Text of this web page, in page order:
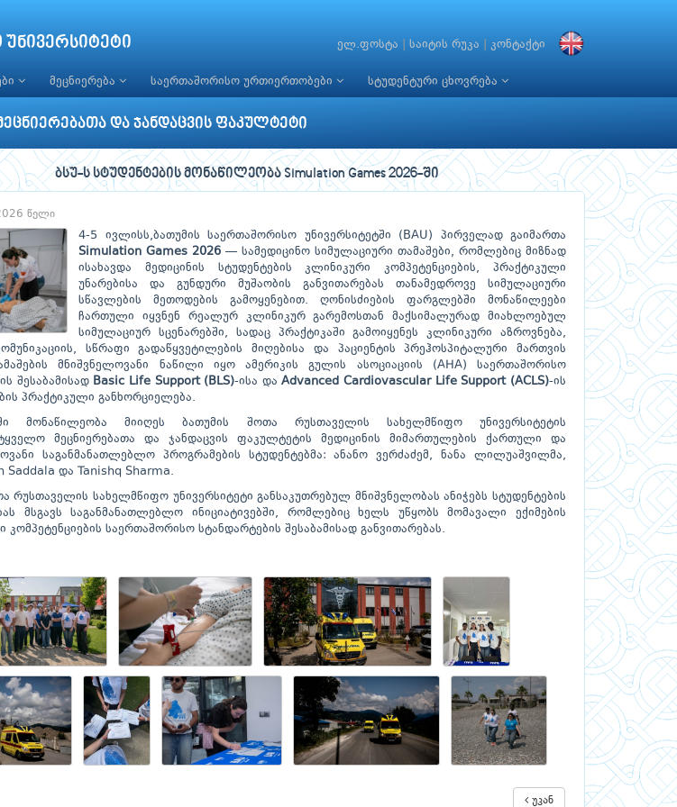
ელ.ფოსტა საიტის რუკა კონტაქტი
მეცნიერება საერთაშორისო ურთიერთობები სტუდენტური ცხოვრება
და ჯანდაცვის ფაკულტეტი
ბსუ-ს სტუდენტების მონაწილეობა Simulation Games 2026-ში
წელი
4-5 ივლისს,ბათუმის საერთაშორისო უნივერსიტეტში (BAU) პირველად გაიმართა
Simulation Games 2026 — სამედიცინო სიმულაციური თამაშები, რომლებიც მიზნად
ისახავდა მედიცინის სტუდენტების კლინიკური კომპეტენციების, პრაქტიკული
უნარებისა და გუნდური მუშაობის განვითარებას თანამედროვე სიმულაციური
სწავლების მეთოდების გამოყენებით. ღონისძიების ფარგლებში მონაწილეები
ჩართული იყვნენ რეალურ კლინიკურ გარემოსთან მაქსიმალურად მიახლოებულ
სიმულაციურ სცენარებში, სადაც პრაქტიკაში გამოიყენეს კლინიკური აზროვნება,
სწრაფი გადაწყვეტილების მიღებისა და პაციენტის პრეჰოსპიტალური მართვის
მნიშვნელოვანი ნაწილი იყო ამერიკის გულის ასოციაციის (AHA) საერთაშორისო
შესაბამისად Basic Life Support (BLS)-ისა დაAdvanced Cardiovascular Life Support (ACLS)-ის
პრაქტიკული განხორციელება.
მონაწილეობა მიიღეს ბათუმის შოთა რუსთაველის სახელმწიფო უნივერსიტეტის
მეცნიერებათა და ჯანდაცვის ფაკულტეტის მედიცინის მიმართულების ქართული და
საგანმანათლებლო პროგრამების სტუდენტებმა: ანანო ვერძაძემ, ნანა ლილუაშვილმა,
Saddala და Tanishq Sharma.
რუსთაველის სახელმწიფო უნივერსიტეტი განსაკუთრებულ მნიშვნელობას ანიჭებს სტუდენტების
მსგავს საგანმანათლებლო ინიციატივებში, რომლებიც ხელს უწყობს მომავალი ექიმების
საერთაშორისო სტანდარტების შესაბამისად განვითარებას.
უკან